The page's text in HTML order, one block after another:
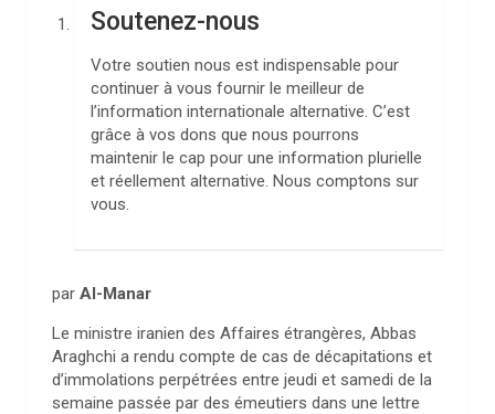
Soutenez-nous
Votre soutien nous est indispensable pour
continuer à vous fournir le meilleur de
l’information internationale alternative. C’est
grâce à vos dons que nous pourrons
maintenir le cap pour une information plurielle
et réellement alternative. Nous comptons sur
vous.
par Al-Manar
Le ministre iranien des Affaires étrangères, Abbas
Araghchi a rendu compte de cas de décapitations et
d’immolations perpétrées entre jeudi et samedi de la
semaine passée par des émeutiers dans une lettre